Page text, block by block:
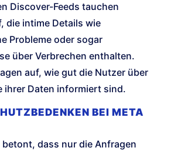
Discover-Feeds tauchen
die intime Details wie
Probleme oder sogar
über Verbrechen enthalten.
auf, wie gut die Nutzer über
ihrer Daten informiert sind.
BEI META
dass nur die Anfragen